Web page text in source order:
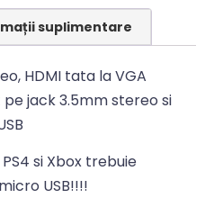
suplimentare
HDMI tata la VGA
jack 3.5mm stereo si
si Xbox trebuie
USB!!!!